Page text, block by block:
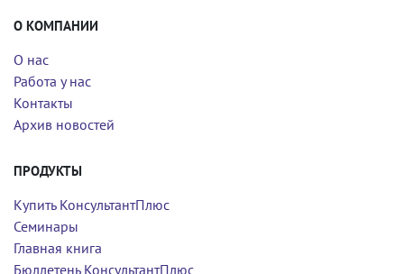
О КОМПАНИИ
О нас
Работа у нас
Контакты
Архив новостей
ПРОДУКТЫ
Купить КонсультантПлюс
Семинары
Главная книга
Бюллетень КонсультантПлюс